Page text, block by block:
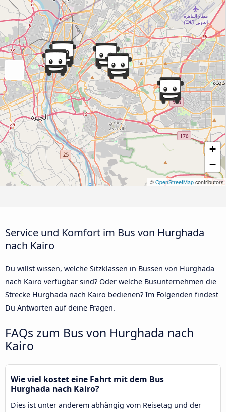
+
−
© OpenStreetMap contributors
Service und Komfort im Bus von Hurghada
nach Kairo
Du willst wissen, welche Sitzklassen in Bussen von Hurghada
nach Kairo verfügbar sind? Oder welche Busunternehmen die
Strecke Hurghada nach Kairo bedienen? Im Folgenden findest
Du Antworten auf deine Fragen.
FAQs zum Bus von Hurghada nach
Kairo
Wie viel kostet eine Fahrt mit dem Bus
Hurghada nach Kairo?
Dies ist unter anderem abhängig vom Reisetag und der